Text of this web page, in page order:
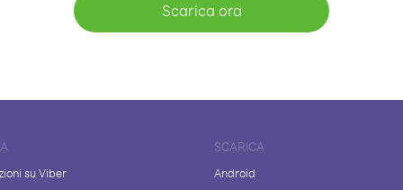
Scarica ora
su Viber
SCARICA
Android